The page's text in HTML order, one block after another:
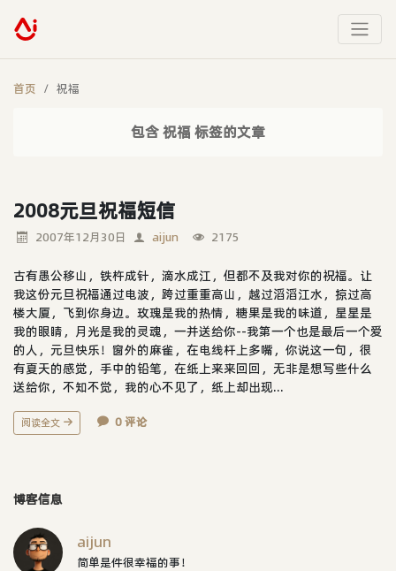
首页 祝福
包含 祝福 标签的文章
2008元旦祝福短信
2007年12月30日 aijun 2175
古有愚公移山，铁杵成针，滴水成江，但都不及我对你的祝福。让
我这份元旦祝福通过电波，跨过重重高山，越过滔滔江水，掠过高
楼大厦，飞到你身边。玫瑰是我的热情，糖果是我的味道，星星是
我的眼睛，月光是我的灵魂，一并送给你--我第一个也是最后一个爱
的人，元旦快乐！窗外的麻雀，在电线杆上多嘴，你说这一句，很
有夏天的感觉，手中的铅笔，在纸上来来回回，无非是想写些什么
送给你，不知不觉，我的心不见了，纸上却出现...
阅读全文 0 评论
博客信息
aijun
简单是件很幸福的事！